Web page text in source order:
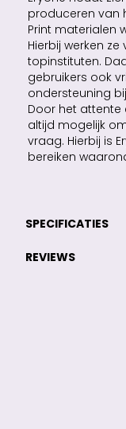
produceren van
Print materialen
Hierbij werken
topinstituten.
gebruikers ook
ondersteuning
Door het attente
altijd mogelijk
vraag. Hierbij is
bereiken
SPECIFICATIES
REVIEWS